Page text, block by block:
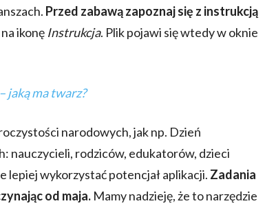
Przed zabawą zapoznaj się z instrukcją
ikonę Instrukcja. Plik pojawi się wtedy w oknie
jaką ma twarz?
narodowych, jak np. Dzień
nauczycieli, rodziców, edukatorów, dzieci
lepiej wykorzystać potencjał aplikacji. Zadania
od maja. Mamy nadzieję, że to narzędzie